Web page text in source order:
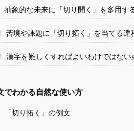
抽象的な未来に「切り開く」を多用す
苦境や課題に「切り拓く」を当てる違
漢字を難しくすればよいわけではない
でわかる自然な使い方
「切り拓く」の例文